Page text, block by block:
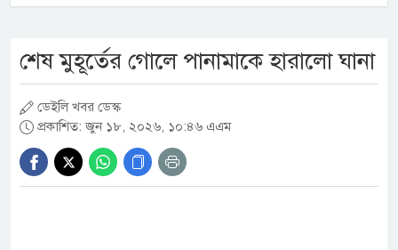
শেষ মুহূর্তের গোলে পানামাকে হারালো ঘানা
ডেইলি খবর ডেস্ক
প্রকাশিত: জুন ১৮, ২০২৬, ১০:৪৬ এএম